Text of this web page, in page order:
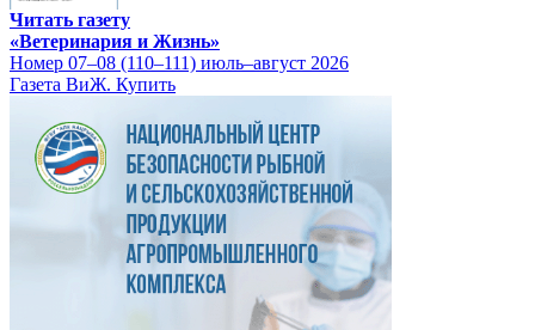
Читать газету
«Ветеринария и Жизнь»
Номер 07–08 (110–111) июль–август 2026
Газета ВиЖ. Купить